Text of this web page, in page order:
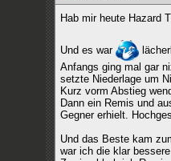
Hab mir heute Hazard
Und es war
Anfangs ging mal gar
setzte Niederlage um
Kurz vorm Abstieg
Dann ein Remis und
Gegner erhielt.
Und das Beste kam
war ich die klar